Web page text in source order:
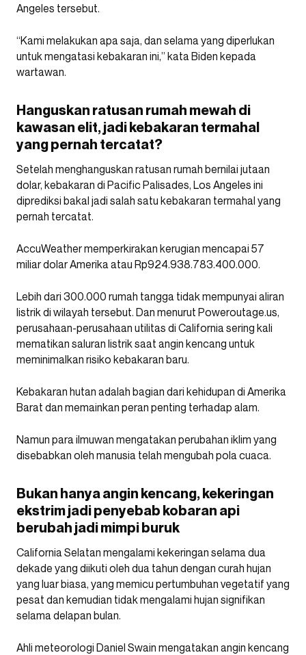
Angeles tersebut.
“Kami melakukan apa saja, dan selama yang diperlukan
untuk mengatasi kebakaran ini,” kata Biden kepada
wartawan.
Hanguskan ratusan rumah mewah di
kawasan elit, jadi kebakaran termahal
yang pernah tercatat?
Setelah menghanguskan ratusan rumah bernilai jutaan
dolar, kebakaran di Pacific Palisades, Los Angeles ini
diprediksi bakal jadi salah satu kebakaran termahal yang
pernah tercatat.
AccuWeather memperkirakan kerugian mencapai 57
miliar dolar Amerika atau Rp924.938.783.400.000.
Lebih dari 300.000 rumah tangga tidak mempunyai aliran
listrik di wilayah tersebut. Dan menurut Poweroutage.us,
perusahaan-perusahaan utilitas di California sering kali
mematikan saluran listrik saat angin kencang untuk
meminimalkan risiko kebakaran baru.
Kebakaran hutan adalah bagian dari kehidupan di Amerika
Barat dan memainkan peran penting terhadap alam.
Namun para ilmuwan mengatakan perubahan iklim yang
disebabkan oleh manusia telah mengubah pola cuaca.
Bukan hanya angin kencang, kekeringan
ekstrim jadi penyebab kobaran api
berubah jadi mimpi buruk
California Selatan mengalami kekeringan selama dua
dekade yang diikuti oleh dua tahun dengan curah hujan
yang luar biasa, yang memicu pertumbuhan vegetatif yang
pesat dan kemudian tidak mengalami hujan signifikan
selama delapan bulan.
Ahli meteorologi Daniel Swain mengatakan angin kencang